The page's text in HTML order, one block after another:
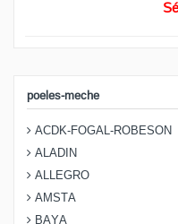
poeles-meche
ACDK-FOGAL-ROBESON
ALADIN
ALLEGRO
AMSTA
BAYA